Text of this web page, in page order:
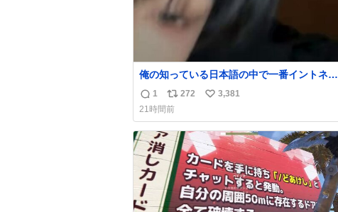
俺の知っている日本語の中で一番イントネー
ションが可愛い
返
信
数
1
リ
ポ
ス
ト
数
272
い
ね
数
3,381
21時間前